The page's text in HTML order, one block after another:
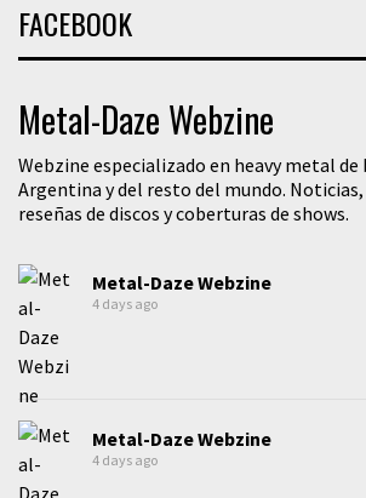
FACEBOOK
Metal-Daze Webzine
Webzine especializado en heavy metal de
Argentina y del resto del mundo.
reseñas de discos y coberturas de shows.
Metal-Daze Webzine
4 days ago
Metal-Daze Webzine
4 days ago